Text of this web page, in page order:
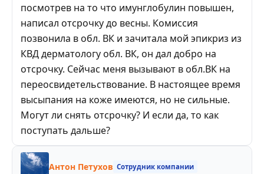
посмотрев на то что имунглобулин повышен,
написал отсрочку до весны. Комиссия
позвонила в обл. ВК и зачитала мой эпикриз из
КВД дерматологу обл. ВК, он дал добро на
отсрочку. Сейчас меня вызывают в обл.ВК на
переосвидетельствование. В настоящее время
высыпания на коже имеются, но не сильные.
Могут ли снять отсрочку? И если да, то как
поступать дальше?
Антон Петухов Сотрудник компании